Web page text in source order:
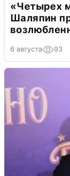
«Четырех
Шаляпин
6 августа 93